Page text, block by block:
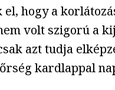
hogy a
volt szigorú a
azt tudja
kardlappal